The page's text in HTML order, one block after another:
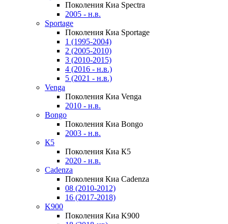
Поколения Киа Spectra
2005 - н.в.
Sportage
Поколения Киа Sportage
1 (1995-2004)
2 (2005-2010)
3 (2010-2015)
4 (2016 - н.в.)
5 (2021 - н.в.)
Venga
Поколения Киа Venga
2010 - н.в.
Bongo
Поколения Киа Bongo
2003 - н.в.
К5
Поколения Киа К5
2020 - н.в.
Cadenza
Поколения Киа Cadenza
08 (2010-2012)
16 (2017-2018)
K900
Поколения Киа K900